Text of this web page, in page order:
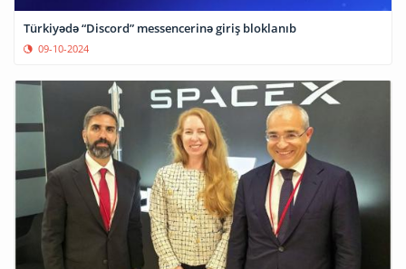
Türkiyədə “Discord” messencerinə giriş bloklanıb
09-10-2024